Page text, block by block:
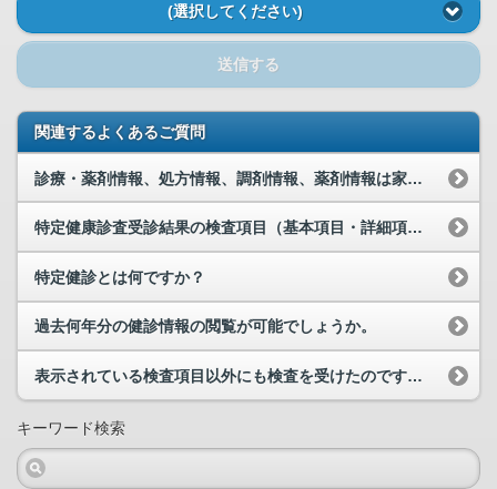
(選択してください)
送信する
関連するよくあるご質問
診療・薬剤情報、処方情報、調剤情報、薬剤情報は家族分（被代理人分）も閲覧できますか。
特定健康診査受診結果の検査項目（基本項目・詳細項目）の説明は、どこを見ればわかりますか。
特定健診とは何ですか？
過去何年分の健診情報の閲覧が可能でしょうか。
表示されている検査項目以外にも検査を受けたのですが、その項目が表示されていないのはなぜですか。
キーワード検索